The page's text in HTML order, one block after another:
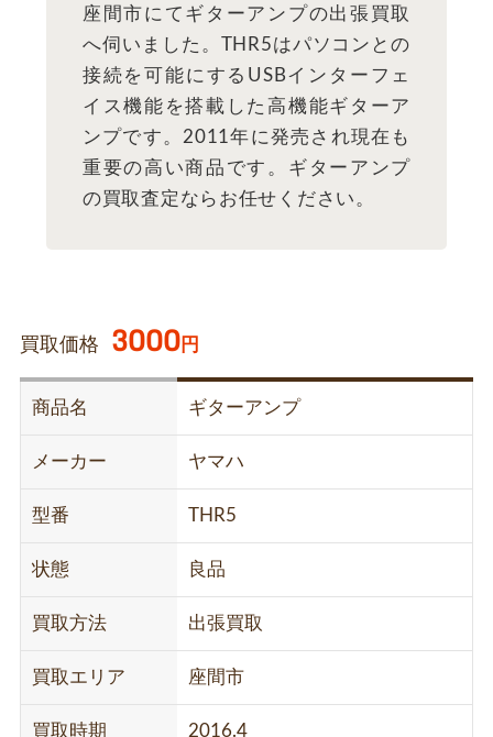
座間市にてギターアンプの出張買取
へ伺いました。THR5はパソコンとの
接続を可能にするUSBインターフェ
イス機能を搭載した高機能ギターア
ンプです。2011年に発売され現在も
重要の高い商品です。ギターアンプ
の買取査定ならお任せください。
買取価格 3000円
商品名 ギターアンプ
メーカー ヤマハ
型番 THR5
状態 良品
買取方法 出張買取
買取エリア 座間市
買取時期 2016.4